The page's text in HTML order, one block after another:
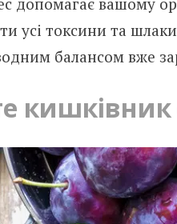
усі токсини та
балансом вже